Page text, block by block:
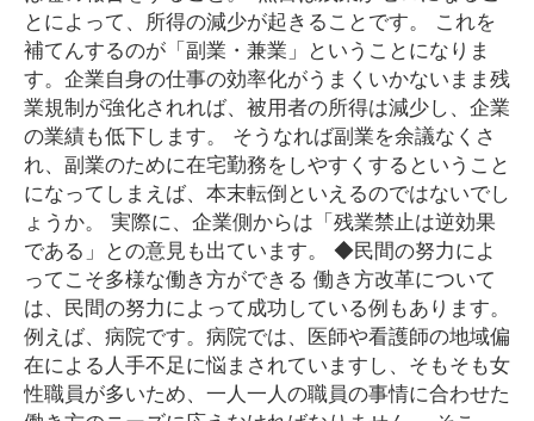
とによって、所得の減少が起きることです。 これを
補てんするのが「副業・兼業」ということになりま
す。企業自身の仕事の効率化がうまくいかないまま残
業規制が強化されれば、被用者の所得は減少し、企業
の業績も低下します。 そうなれば副業を余議なくさ
れ、副業のために在宅勤務をしやすくするということ
になってしまえば、本末転倒といえるのではないでし
ょうか。 実際に、企業側からは「残業禁止は逆効果
である」との意見も出ています。 ◆民間の努力によ
ってこそ多様な働き方ができる 働き方改革について
は、民間の努力によって成功している例もあります。
例えば、病院です。病院では、医師や看護師の地域偏
在による人手不足に悩まされていますし、そもそも女
性職員が多いため、一人一人の職員の事情に合わせた